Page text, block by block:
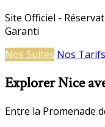
Site Officiel -
Garanti
Nos Suites Nos Tarifs
Explorer Nice
Entre la Promenade